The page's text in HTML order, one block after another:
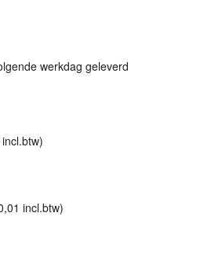
werkdag geleverd
incl.btw)
,01 incl.btw)